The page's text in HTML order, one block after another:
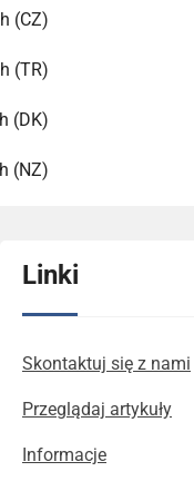
(CZ)
(TR)
(DK)
(NZ)
Linki
Skontaktuj się z nami
Przeglądaj artykuły
Informacje